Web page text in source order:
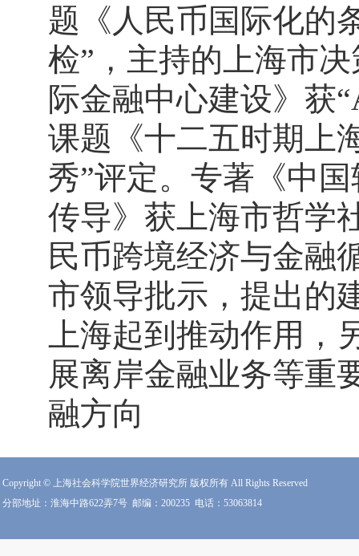
题《人民币国际化的
检”，主持的上海市
际金融中心建设》获
课题《十二五时期上
秀”评定。专著《中
传导》获上海市哲学
民币跨境经济与金融
市领导批示，提出的
上海起到推动作用，
展离岸金融业务等重
融方向
Copyright © 上海社会科学院世界经济研究所 版权所有 All Rights Reserved
分部地址：淮海中路622弄7号 邮编：200235 电话：53063814